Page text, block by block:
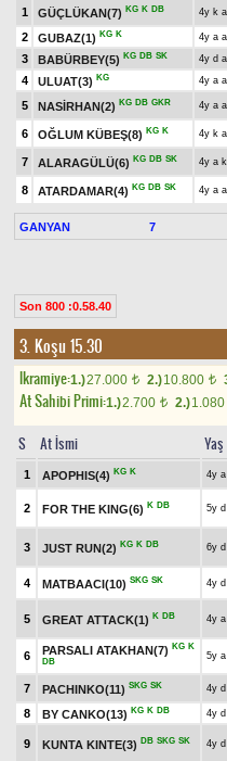
1 GÜÇLÜKAN(7) KG K DB 4y k a
2
GUBAZ(1) KG K 4y a a
3 BABÜRBEY(5) KG DB SK 4y d a
4
ULUAT(3) KG 4y a a
5
NASİRHAN(2) KG DB GKR 4y a a
6 OĞLUM KÜBEŞ(8) KG K 4y k a
7 ALARAGÜLÜ(6) KG DB SK 4y a k
8 ATARDAMAR(4) KG DB SK 4y a a
GANYAN 7
Son 800 :0.58.40
3. Koşu 15.30
Ikramiye:1.)27.000 t 2.)10.800 t
At Sahibi Primi:1.)2.700 t 2.)1.080
S At İsmi Yaş
1 APOPHIS(4) KG K 4y
2 FOR THE KING(6) K DB 5y
3 JUST RUN(2) KG K DB 6y
4 MATBAACI(10) SKG SK 4y
5 GREAT ATTACK(1) K DB 4y
6 PARSALI ATAKHAN(7) KG K
DB
5y
7 PACHINKO(11) SKG SK 4y
8
BY CANKO(13) KG K DB 4y
9 KUNTA KINTE(3) DB SKG SK 4y